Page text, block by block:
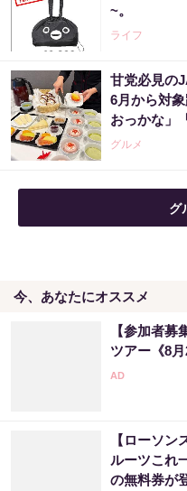
PR（合同会社
宝くじ当選
から買って
PR（合同会社
~。
ライフ
甘党必見の
6月から対
おっかな」
グルメ
グ
今、あなたにオススメ
【参加者
ツアー《8月
【ローソン
ルーツこれ
の無料券が